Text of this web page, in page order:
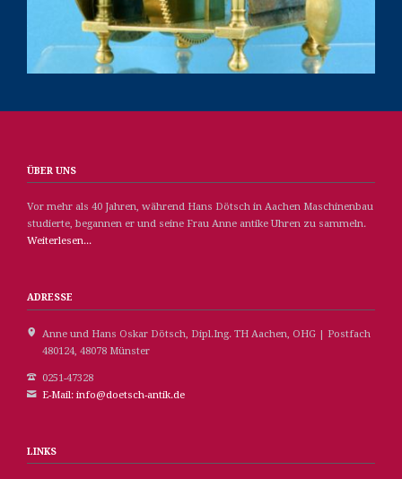
ÜBER UNS
Vor mehr als 40 Jahren, während Hans Dötsch in Aachen Maschinenbau
studierte, begannen er und seine Frau Anne antike Uhren zu sammeln.
Weiterlesen...
ADRESSE
Anne und Hans Oskar Dötsch, Dipl.Ing. TH Aachen, OHG | Postfach
480124, 48078 Münster
0251-47328
E-Mail: info@doetsch-antik.de
LINKS